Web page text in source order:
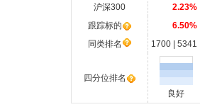
沪深300
2.23%
跟踪标的
6.50%
同类排名
1700 | 5341
四分位排名
良好